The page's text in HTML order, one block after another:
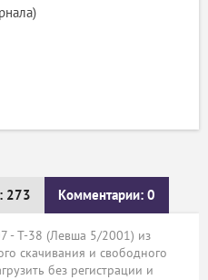
273 Комментарии: 0
- Т-38 (Левша 5/2001) из
скачивания и свободного
без регистрации и